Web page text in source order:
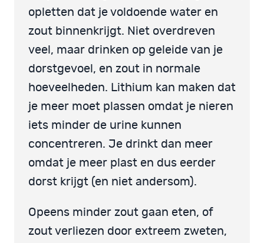
opletten dat je voldoende water en
zout binnenkrijgt. Niet overdreven
veel, maar drinken op geleide van je
dorstgevoel, en zout in normale
hoeveelheden. Lithium kan maken dat
je meer moet plassen omdat je nieren
iets minder de urine kunnen
concentreren. Je drinkt dan meer
omdat je meer plast en dus eerder
dorst krijgt (en niet andersom).
Opeens minder zout gaan eten, of
zout verliezen door extreem zweten,